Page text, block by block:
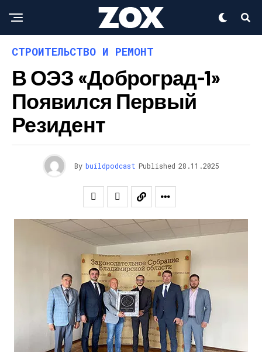
СТРОИТЕЛЬСТВО И РЕМОНТ
В ОЭЗ «Доброград-1»
Появился Первый
Резидент
By buildpodcast Published 28.11.2025